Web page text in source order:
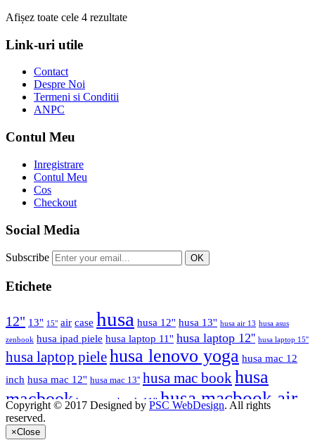
Afișez toate cele 4 rezultate
Link-uri utile
Contact
Despre Noi
Termeni si Conditii
ANPC
Contul Meu
Inregistrare
Contul Meu
Cos
Checkout
Social Media
Subscribe OK
Etichete
12" 13" 15" air case husa husa 12'' husa 13'' husa air 13 husa asus
zenbook husa ipad piele husa laptop 11'' husa laptop 12'' husa laptop 15''
husa laptop pielehusa lenovo yoga husa mac 12
inch husa mac 12'' husa mac 13'' husa mac book husa
macbook husa macbook 11'' husa macbook air
husa macbook gold
retina husa macbook retina 13
Copyright © 2017 Designed by PSC WebDesign. All rights
reserved.
×Close